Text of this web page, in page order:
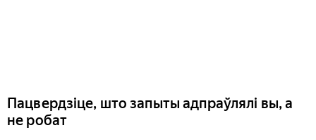
Пацвердзіце, што запыты адпраўлялі вы, а
не робат